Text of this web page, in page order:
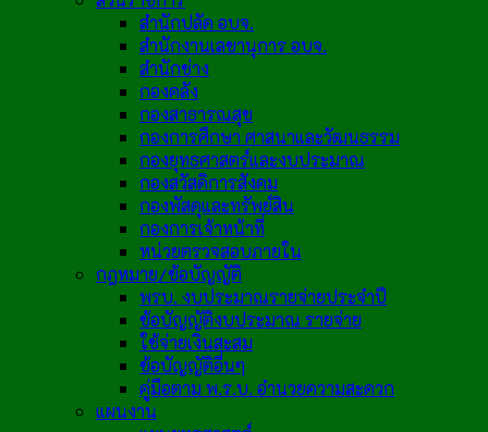
สำนักปลัด อบจ.
สำนักงานเลขานุการ อบจ.
สำนักช่าง
กองคลัง
กองสาธารณสุข
กองการศึกษา ศาสนาและวัฒนธรรม
กองยุทธศาสตร์และงบประมาณ
กองสวัสดิการสังคม
กองพัสดุและทรัพย์สิน
กองการเจ้าหน้าที่
หน่วยตรวจสอบภายใน
กฎหมาย/ข้อบัญญัติ
พรบ. งบประมาณรายจ่ายประจำปี
ข้อบัญญัติงบประมาณ รายจ่าย
ใช้จ่ายเงินสะสม
ข้อบัญญัติอื่นๆ
คู่มือตาม พ.ร.บ. อำนวยความสะดวก
แผนงาน